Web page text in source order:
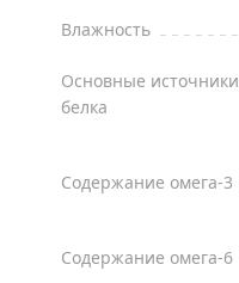
Влажность
Основные источники
белка
Содержание омега-3
Содержание омега-6